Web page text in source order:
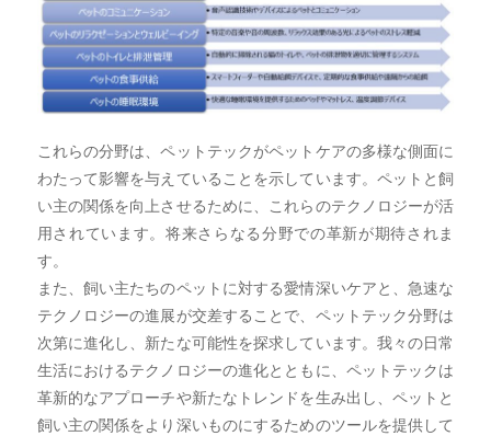
これらの分野は、ペットテックがペットケアの多様な側面に
わたって影響を与えていることを示しています。ペットと飼
い主の関係を向上させるために、これらのテクノロジーが活
用されています。将来さらなる分野での革新が期待されま
す。
また、飼い主たちのペットに対する愛情深いケアと、急速な
テクノロジーの進展が交差することで、ペットテック分野は
次第に進化し、新たな可能性を探求しています。我々の日常
生活におけるテクノロジーの進化とともに、ペットテックは
革新的なアプローチや新たなトレンドを生み出し、ペットと
飼い主の関係をより深いものにするためのツールを提供して